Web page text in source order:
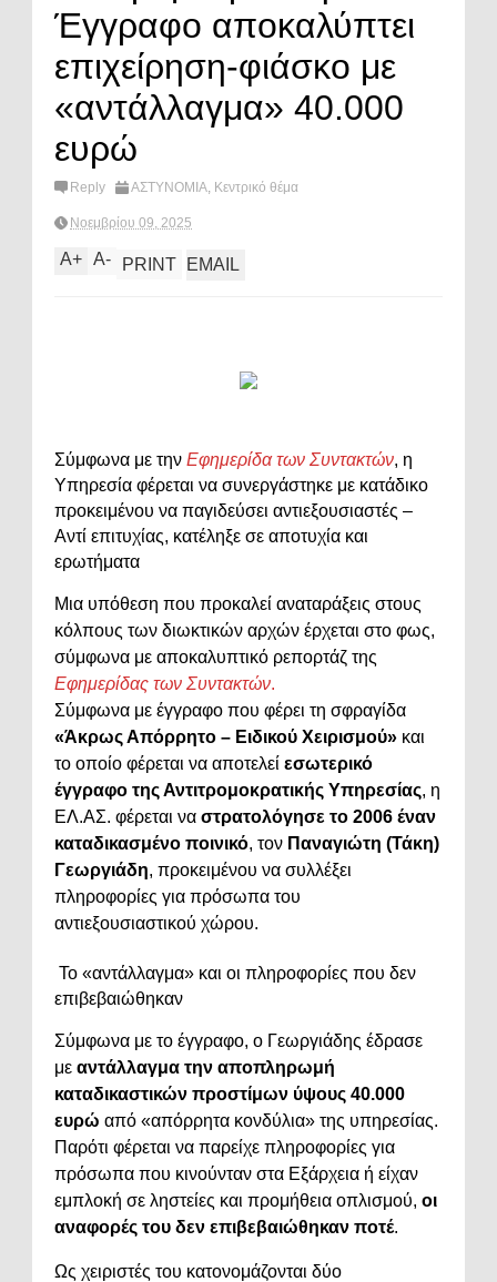
Έγγραφο αποκαλύπτει
επιχείρηση-φιάσκο με
«αντάλλαγμα» 40.000
ευρώ
Reply ΑΣΤΥΝΟΜΙΑ, Κεντρικό θέμα
Νοεμβρίου 09, 2025
A+ A- PRINT EMAIL
Σύμφωνα με την Εφημερίδα των Συντακτών, η
Υπηρεσία φέρεται να συνεργάστηκε με κατάδικο
προκειμένου να παγιδεύσει αντιεξουσιαστές –
Αντί επιτυχίας, κατέληξε σε αποτυχία και
ερωτήματα
Μια υπόθεση που προκαλεί αναταράξεις στους
κόλπους των διωκτικών αρχών έρχεται στο φως,
σύμφωνα με αποκαλυπτικό ρεπορτάζ της
Εφημερίδας των Συντακτών.
Σύμφωνα με έγγραφο που φέρει τη σφραγίδα
«Άκρως Απόρρητο – Ειδικού Χειρισμού» και
το οποίο φέρεται να αποτελεί εσωτερικό
έγγραφο της Αντιτρομοκρατικής Υπηρεσίας, η
ΕΛ.ΑΣ. φέρεται να στρατολόγησε το 2006 έναν
καταδικασμένο ποινικό, τον Παναγιώτη (Τάκη)
Γεωργιάδη, προκειμένου να συλλέξει
πληροφορίες για πρόσωπα του
αντιεξουσιαστικού χώρου.
Το «αντάλλαγμα» και οι πληροφορίες που δεν
επιβεβαιώθηκαν
Σύμφωνα με το έγγραφο, ο Γεωργιάδης έδρασε
με αντάλλαγμα την αποπληρωμή
καταδικαστικών προστίμων ύψους 40.000
ευρώ από «απόρρητα κονδύλια» της υπηρεσίας.
Παρότι φέρεται να παρείχε πληροφορίες για
πρόσωπα που κινούνταν στα Εξάρχεια ή είχαν
εμπλοκή σε ληστείες και προμήθεια οπλισμού, οι
αναφορές του δεν επιβεβαιώθηκαν ποτέ.
Ως χειριστές του κατονομάζονται δύο